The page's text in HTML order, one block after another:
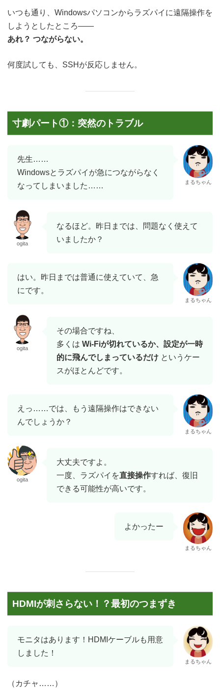
いつも通り、Windowsパソコンからラズパイに遠隔操作を
しようとしたところ――
あれ？ つながらない。
何度試しても、SSHが反応しません。
寸劇パート①：突然のトラブル
先生……
Windowsとラズパイが急につながらなく
なってしまいました……
まるちゃん
ogita
なるほど。昨日までは、問題なく使えて
いましたか？
はい。昨日までは普通に使えていて、急
にです。
まるちゃん
ogita
その場合ですね、
多くは Wi-Fiが切れているか、設定が一時
的に飛んでしまっているだけ というケー
スがほとんどです。
えっ……では、もう遠隔操作はできない
んでしょうか？
まるちゃん
ogita
大丈夫ですよ。
一度、ラズパイを直接操作すれば、復旧
できる可能性が高いです。
よかったー
まるちゃん
HDMIが刺さらない！？最初のつまずき
モニタはあります！HDMIケーブルも用意
しました！
まるちゃん
（カチャ……）